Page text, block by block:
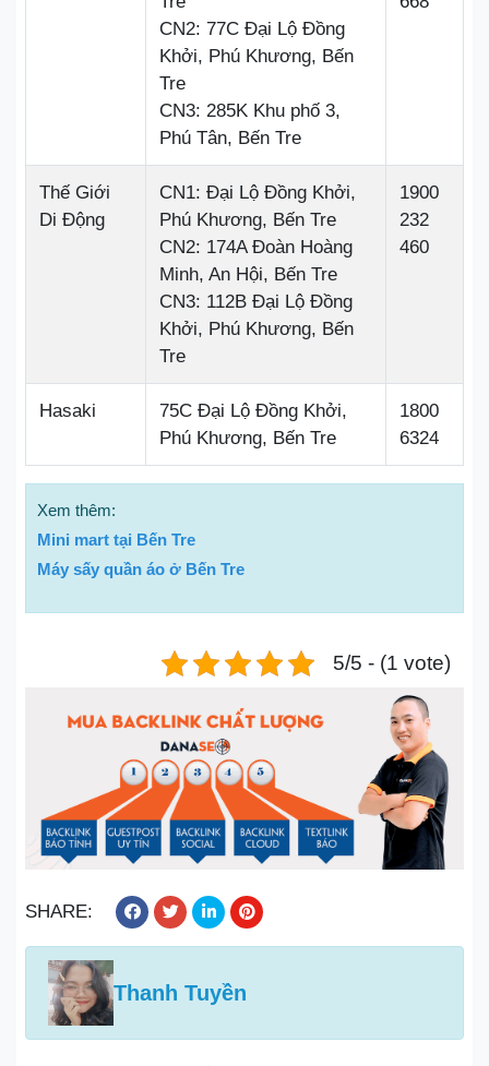
CN2: 77C Đại Lộ Đồng
Khởi, Phú Khương, Bến
Tre
CN3: 285K Khu phố 3,
Phú Tân, Bến Tre
Thế Giới
Di Động
CN1: Đại Lộ Đồng Khởi,
Phú Khương, Bến Tre
CN2: 174A Đoàn Hoàng
Minh, An Hội, Bến Tre
CN3: 112B Đại Lộ Đồng
Khởi, Phú Khương, Bến
Tre
1900
232
460
Hasaki
75C Đại Lộ Đồng Khởi,
Phú Khương, Bến Tre
1800
6324
Xem thêm:
Mini mart tại Bến Tre
Máy sấy quần áo ở Bến Tre
5/5 - (1 vote)
SHARE:
Thanh Tuyền